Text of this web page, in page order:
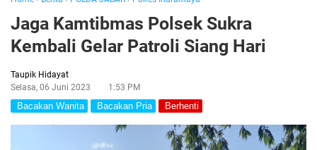
Jaga Kamtibmas Polsek Sukra
Kembali Gelar Patroli Siang Hari
Taupik Hidayat
Selasa, 06 Juni 2023
1:53 PM
Bacakan Wanita Bacakan Pria Berhenti